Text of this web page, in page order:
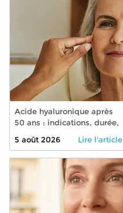
Acide hyaluronique après
50 ans : indications, durée,
5 août 2026 Lire l'article